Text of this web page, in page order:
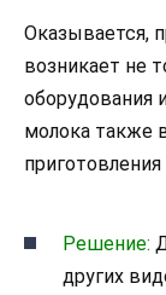
Оказывается,
возникает не
оборудования
молока также
Решение:
других